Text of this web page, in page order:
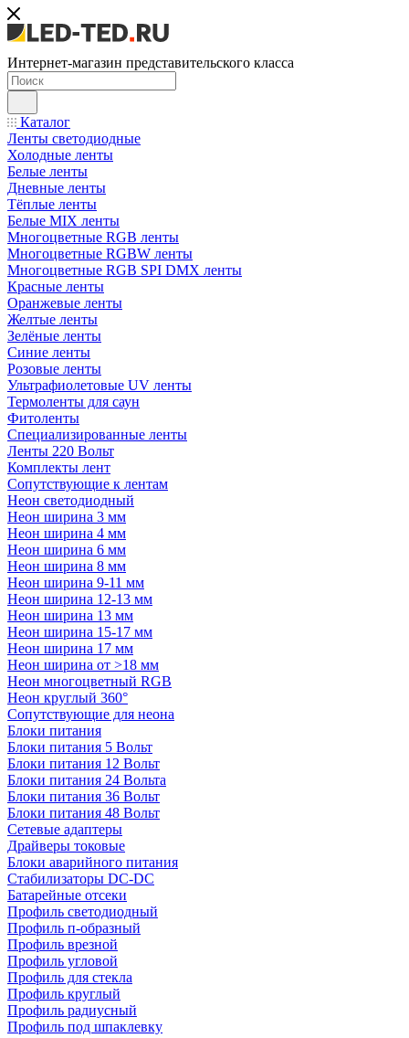
Интернет-магазин представительского класса
Каталог
Ленты светодиодные
Холодные ленты
Белые ленты
Дневные ленты
Тёплые ленты
Белые MIX ленты
Многоцветные RGB ленты
Многоцветные RGBW ленты
Многоцветные RGB SPI DMX ленты
Красные ленты
Оранжевые ленты
Желтые ленты
Зелёные ленты
Синие ленты
Розовые ленты
Ультрафиолетовые UV ленты
Термоленты для саун
Фитоленты
Специализированные ленты
Ленты 220 Вольт
Комплекты лент
Сопутствующие к лентам
Неон светодиодный
Неон ширина 3 мм
Неон ширина 4 мм
Неон ширина 6 мм
Неон ширина 8 мм
Неон ширина 9-11 мм
Неон ширина 12-13 мм
Неон ширина 13 мм
Неон ширина 15-17 мм
Неон ширина 17 мм
Неон ширина от >18 мм
Неон многоцветный RGB
Неон круглый 360°
Сопутствующие для неона
Блоки питания
Блоки питания 5 Вольт
Блоки питания 12 Вольт
Блоки питания 24 Вольта
Блоки питания 36 Вольт
Блоки питания 48 Вольт
Сетевые адаптеры
Драйверы токовые
Блоки аварийного питания
Стабилизаторы DC-DC
Батарейные отсеки
Профиль светодиодный
Профиль п-образный
Профиль врезной
Профиль угловой
Профиль для стекла
Профиль круглый
Профиль радиусный
Профиль под шпаклевку